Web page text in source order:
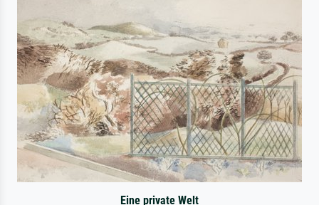
Eine private Welt